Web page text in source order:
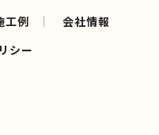
工例
会社情報
シー